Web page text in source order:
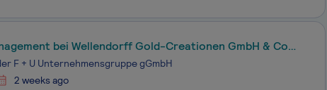
bei Wellendorff Gold-Creationen GmbH & Co.
F + U Unternehmensgruppe gGmbH
2 weeks ago